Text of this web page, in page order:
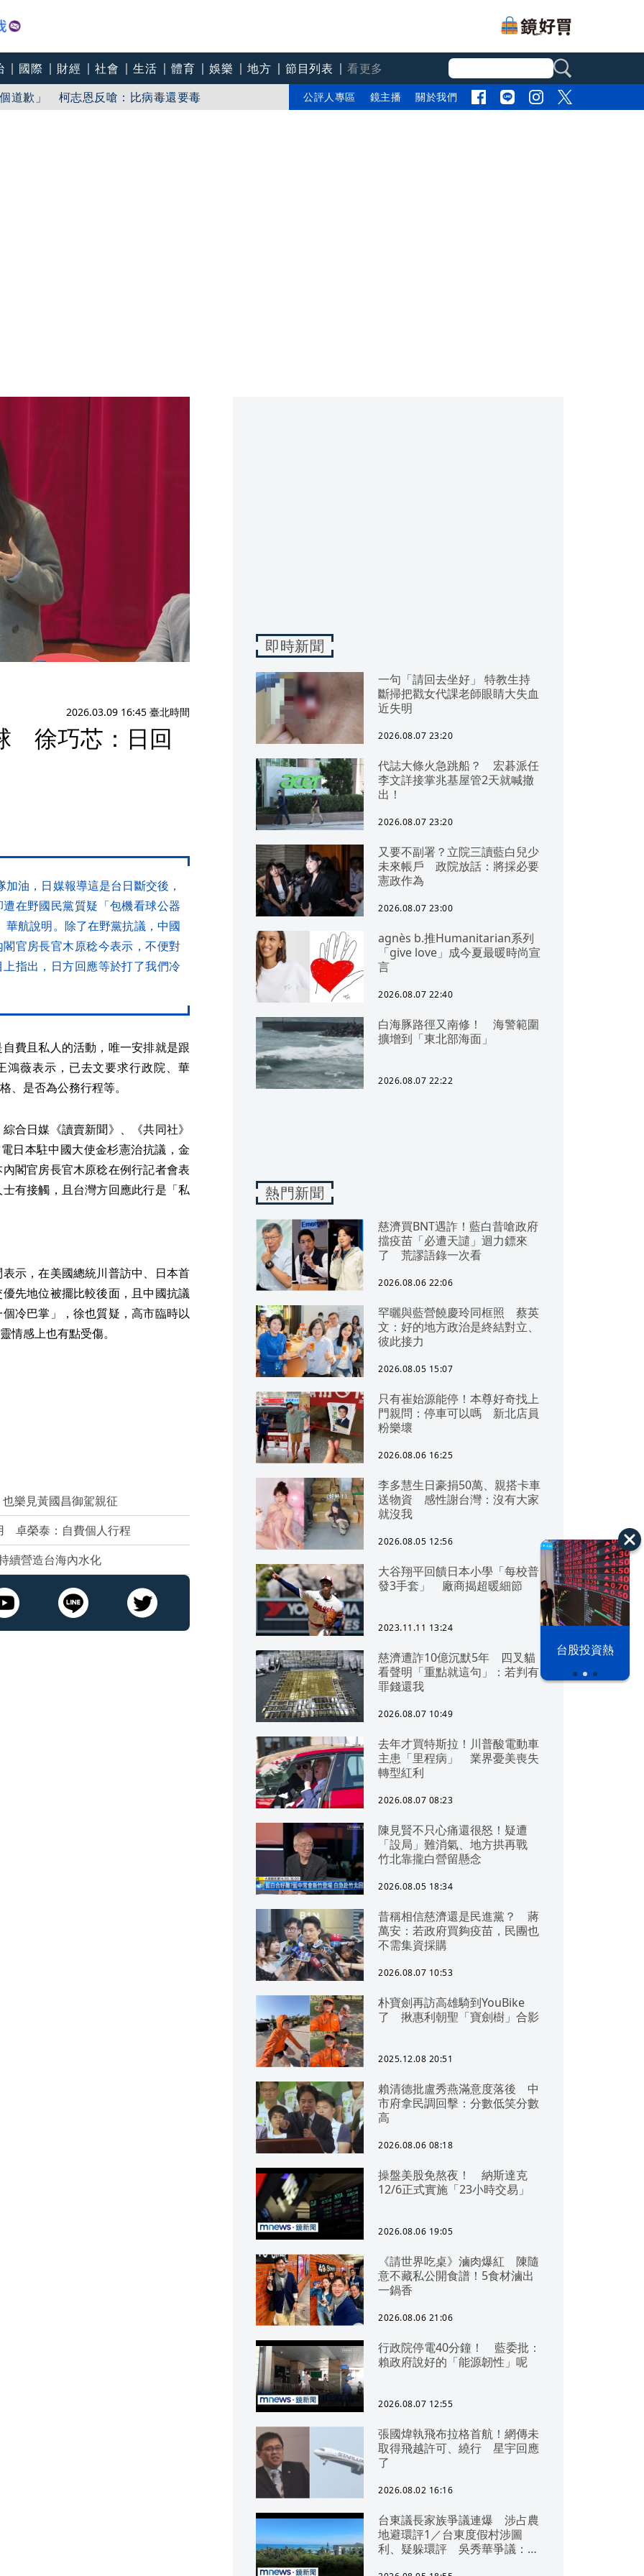
國際 財經 社會 生活 體育 娛樂 地方 節目列表 看更多
東北部海面」
道歉」 柯志恩反嗆：比病毒還要毒
公評人專區 鏡主播 關於我們
漢光42演習 台股投資熱
2026.03.09 16:45 臺北時間
徐巧芯：日回
油，日媒報導這是台日斷交後，
在野國民黨質疑「包機看球公器
航說明。除了在野黨抗議，中國
官房長官木原稔今表示，不便對
指出，日方回應等於打了我們冷
費且私人的活動，唯一安排就是跟
鴻薇表示，已去文要求行政院、華
、是否為公務行程等。
合日媒《讀賣新聞》、《共同社》
日本駐中國大使金杉憲治抗議，金
閣官房長官木原稔在例行記者會表
有接觸，且台灣方回應此行是「私
示，在美國總統川普訪中、日本首
先地位被擺比較後面，且中國抗議
冷巴掌」，徐也質疑，高市臨時以
情感上也有點受傷。
樂見黃國昌御駕親征
卓榮泰：自費個人行程
續營造台海內水化
即時新聞
一句「請回去坐好」 特教生持
斷掃把戳女代課老師眼睛大失血
近失明
2026.08.07 23:20
代誌大條火急跳船？ 宏碁派任
李文詳接掌兆基屋管2天就喊撤
出！
2026.08.07 23:20
又要不副署？立院三讀藍白兒少
未來帳戶 政院放話：將採必要
憲政作為
2026.08.07 23:00
agnès b.推Humanitarian系列
「give love」成今夏最暖時尚宣
言
2026.08.07 22:40
白海豚路徑又南修！ 海警範圍
擴增到「東北部海面」
2026.08.07 22:22
熱門新聞
慈濟買BNT遇詐！藍白昔嗆政府
擋疫苗「必遭天譴」迴力鏢來
了 荒謬語錄一次看
2026.08.06 22:06
罕曬與藍營饒慶玲同框照 蔡英
文：好的地方政治是終結對立、
彼此接力
2026.08.05 15:07
只有崔始源能停！本尊好奇找上
門親問：停車可以嗎 新北店員
粉樂壞
2026.08.06 16:25
李多慧生日豪捐50萬、親搭卡車
送物資 感性謝台灣：沒有大家
就沒我
2026.08.05 12:56
大谷翔平回饋日本小學「每校普
發3手套」 廠商揭超暖細節
2023.11.11 13:24
慈濟遭詐10億沉默5年 四叉貓
看聲明「重點就這句」：若判有
罪錢還我
2026.08.07 10:49
去年才買特斯拉！川普酸電動車
主患「里程病」 業界憂美喪失
轉型紅利
2026.08.07 08:23
陳見賢不只心痛還很怒！疑遭
「設局」難消氣、地方拱再戰
竹北靠攏白營留懸念
2026.08.05 18:34
昔稱相信慈濟還是民進黨？ 蔣
萬安：若政府買夠疫苗，民團也
不需集資採購
2026.08.07 10:53
朴寶劍再訪高雄騎到YouBike
了 揪惠利朝聖「寶劍樹」合影
2025.12.08 20:51
賴清德批盧秀燕滿意度落後 中
市府拿民調回擊：分數低笑分數
高
2026.08.06 08:18
操盤美股免熬夜！ 納斯達克
12/6正式實施「23小時交易」
2026.08.06 19:05
《請世界吃桌》滷肉爆紅 陳隨
意不藏私公開食譜！5食材滷出
一鍋香
2026.08.06 21:06
行政院停電40分鐘！ 藍委批：
賴政府說好的「能源韌性」呢
2026.08.07 12:55
張國煒執飛布拉格首航！網傳未
取得飛越許可、繞行 星宇回應
了
2026.08.02 16:16
台東議長家族爭議連爆 涉占農
地避環評1／台東度假村涉圖
利、疑躲環評 吳秀華爭議：概